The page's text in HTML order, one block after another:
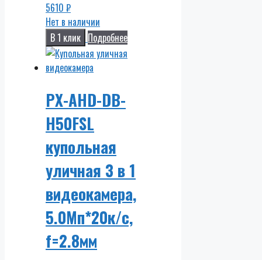
5610 ₽
Нет в наличии
В 1 клик Подробнее
PX-AHD-DB-
H50FSL
купольная
уличная 3 в 1
видеокамера,
5.0Мп*20к/с,
f=2.8мм